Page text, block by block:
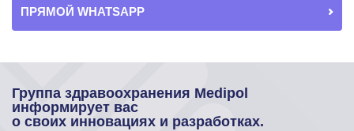
ПРЯМОЙ WHATSAPP
Группа здравоохранения Medipol
информирует вас
о своих инновациях и разработках.